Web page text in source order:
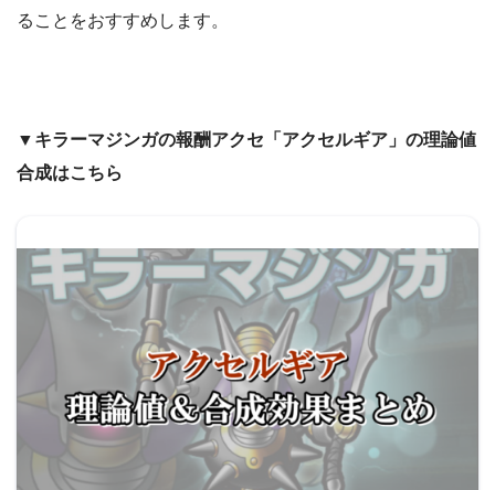
ることをおすすめします。
▼キラーマジンガの報酬アクセ「アクセルギア」の理論値
合成はこちら